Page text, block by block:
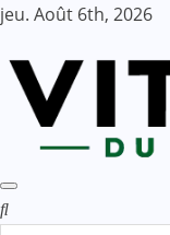
Skip
content
jeu. Août 6th, 2026